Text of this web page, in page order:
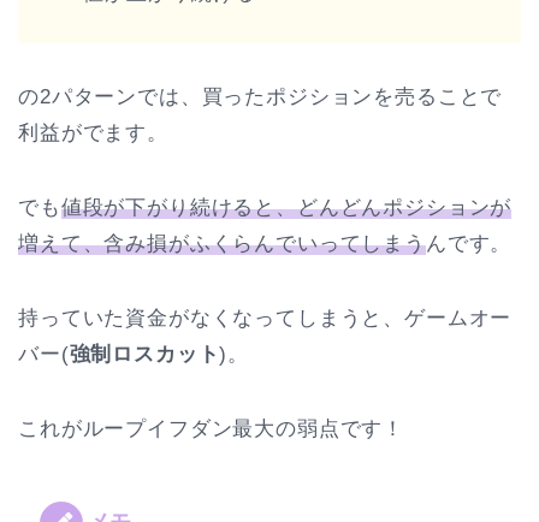
の2パターンでは、買ったポジションを売ることで
利益がでます。
でも値段が下がり続けると、どんどんポジションが
増えて、含み損がふくらんでいってしまうんです。
持っていた資金がなくなってしまうと、ゲームオー
バー(強制ロスカット)。
これがループイフダン最大の弱点です！